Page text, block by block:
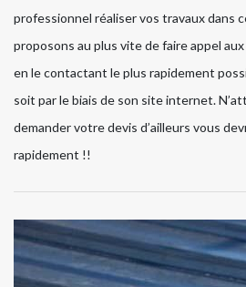
professionnel réaliser vos travaux dans
proposons au plus vite de faire appel
en le contactant le plus rapidement
soit par le biais de son site internet.
demander votre devis d’ailleurs vous
rapidement !!